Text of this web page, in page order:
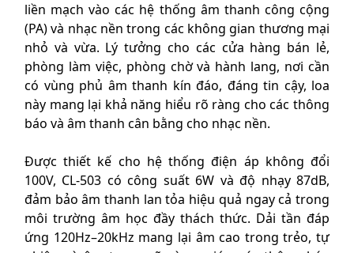
liền mạch vào các hệ thống âm thanh công cộng
(PA) và nhạc nền trong các không gian thương mại
nhỏ và vừa. Lý tưởng cho các cửa hàng bán lẻ,
phòng làm việc, phòng chờ và hành lang, nơi cần
có vùng phủ âm thanh kín đáo, đáng tin cậy, loa
này mang lại khả năng hiểu rõ ràng cho các thông
báo và âm thanh cân bằng cho nhạc nền.
Được thiết kế cho hệ thống điện áp không đổi
100V, CL-503 có công suất 6W và độ nhạy 87dB,
đảm bảo âm thanh lan tỏa hiệu quả ngay cả trong
môi trường âm học đầy thách thức. Dải tần đáp
ứng 120Hz–20kHz mang lại âm cao trong trẻo, tự